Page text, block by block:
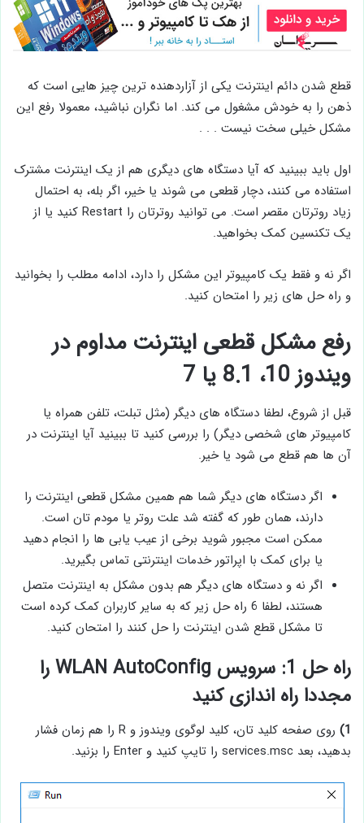
قطع شدن دائم اینترنت یکی از آزاردهنده ترین چیز هایی است که
ذهن را به خودش مشغول می کند. اما نگران نباشید، معمولا رفع این
مشکل خیلی سخت نیست . . .
اول باید ببینید که آیا دستگاه‌ های دیگری هم از یک اینترنت مشترک
استفاده می کنند، دچار قطعی می شوند یا خیر، اگر بله، به احتمال
زیاد روترتان مقصر است. می توانید روترتان را Restart کنید یا از
یک تکنسین کمک بخواهید.
اگر نه و فقط یک کامپیوتر این مشکل را دارد، ادامه مطلب را بخوانید
و راه ‌حل ‌های زیر را امتحان کنید.
رفع مشکل قطعی اینترنت مداوم در
ویندوز 10، 8.1 یا 7
قبل از شروع، لطفا دستگاه‌ های دیگر (مثل تبلت، تلفن همراه یا
کامپیوتر های شخصی دیگر) را بررسی کنید تا ببینید آیا اینترنت در
آن ها هم قطع می ‌شود یا خیر.
اگر دستگاه های دیگر شما هم همین مشکل قطعی اینترنت را
دارند، همان طور که گفته شد علت روتر یا مودم تان است.
ممکن است مجبور شوید برخی از عیب یابی ها را انجام دهید
یا برای کمک با اپراتور خدمات اینترنتی تماس بگیرید.
اگر نه و دستگاه ‌های دیگر هم بدون مشکل به اینترنت متصل
هستند، لطفا 6 راه حل زیر که به سایر کاربران کمک کرده است
تا مشکل قطع شدن اینترنت را حل کنند را امتحان کنید.
راه حل 1: سرویس WLAN AutoConfig را
مجددا راه اندازی کنید
1)
روی صفحه کلید تان، کلید لوگوی ویندوز و R را هم زمان فشار
بدهید، بعد services.msc را تایپ کنید و Enter را بزنید.